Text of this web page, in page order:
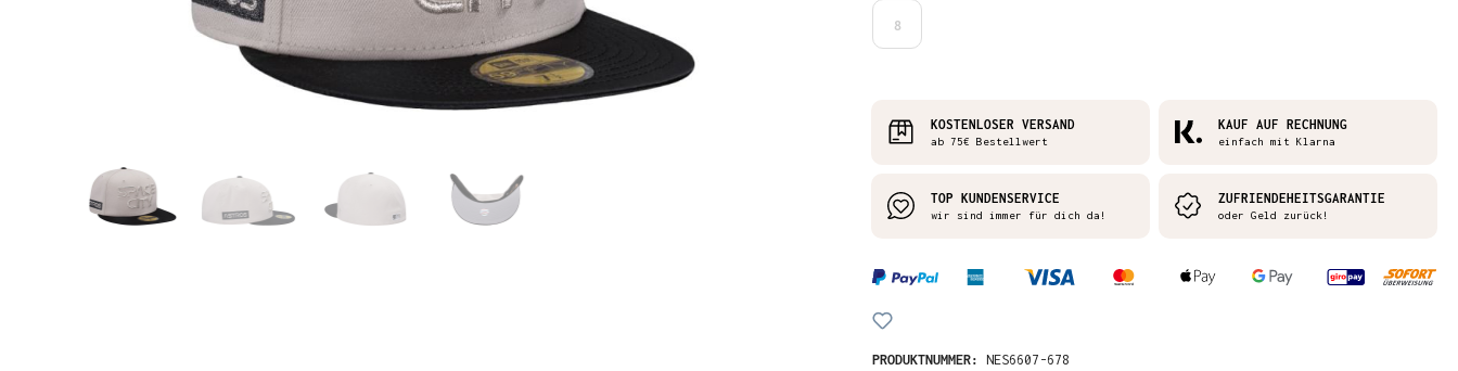
8
KOSTENLOSER VERSAND
ab 75€ Bestellwert
KAUF AUF RECHNUNG
einfach mit Klarna
TOP KUNDENSERVICE
wir sind immer für dich da!
ZUFRIENDEHEITSGARANTIE
oder Geld zurück!
PRODUKTNUMMER: NES6607-678